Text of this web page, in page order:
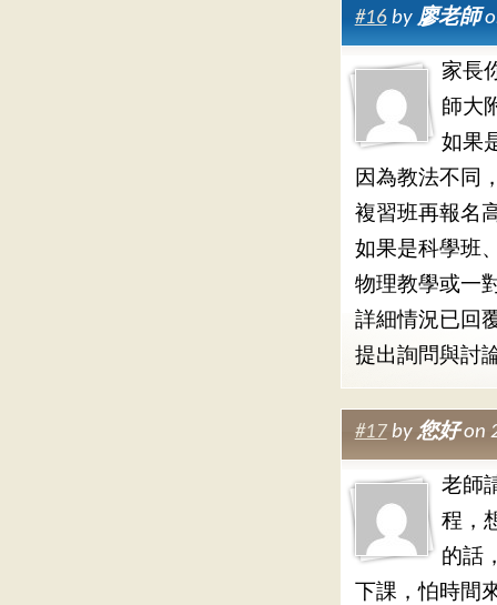
#16by 廖老師
家長
師大
如果
因為教法不同
複習班再報名
如果是科學班
物理教學或一
詳細情況已回
提出詢問與討
#17by您好on
老師
程，
的話
下課，怕時間